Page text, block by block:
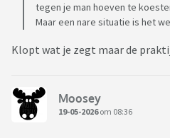
tegen je man hoeven te
Maar een nare situatie is het
Klopt wat je zegt maar de
Moosey
19-05-2026om 08:36